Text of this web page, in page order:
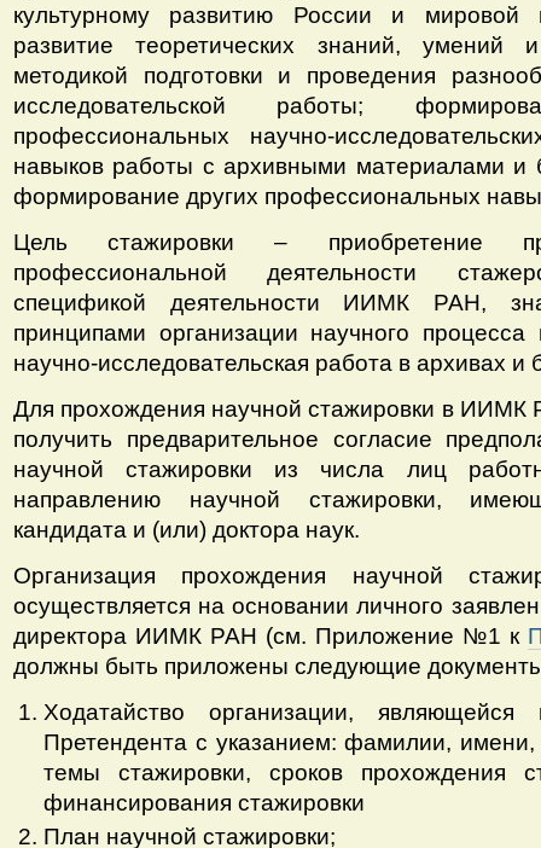
культурному развитию России и мировой
развитие теоретических знаний, умений
методикой подготовки и проведения
исследовательской работы;
профессиональных научно-
навыков работы с архивными материалами и
формирование других профессиональных
Цель стажировки – приобретение
профессиональной деятельности
спецификой деятельности ИИМК РАН,
принципами организации научного
научно-исследовательская работа в архивах
Для прохождения научной стажировки в ИИМК
получить предварительное согласие
научной стажировки из числа лиц
направлению научной стажировки,
кандидата и (или) доктора наук.
Организация прохождения научной
осуществляется на основании личного
директора ИИМК РАН (см. Приложение №1 к
должны быть приложены следующие
Ходатайство организации, являющейся
Претендента с указанием: фамилии, имени,
темы стажировки, сроков прохождения
финансирования стажировки
План научной стажировки;